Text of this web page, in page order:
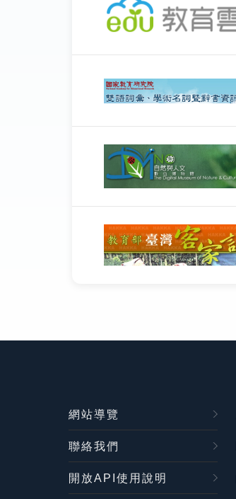
網站導覽
聯絡我們
開放API使用說明